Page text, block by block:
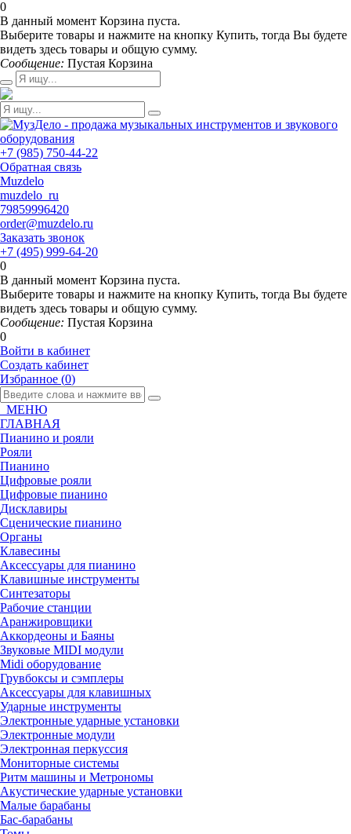
0
В данный момент Корзина пуста.
Выберите товары и нажмите на кнопку Купить, тогда Вы будете
видеть здесь товары и общую сумму.
Сообщение: Пустая Корзина
+7 (985) 750-44-22
Обратная связь
Muzdelo
muzdelo_ru
79859996420
order@muzdelo.ru
Заказать звонок
+7 (495) 999-64-20
0
В данный момент Корзина пуста.
Выберите товары и нажмите на кнопку Купить, тогда Вы будете
видеть здесь товары и общую сумму.
Сообщение: Пустая Корзина
0
Войти в кабинет
Создать кабинет
Избранное (0)
МЕНЮ
ГЛАВНАЯ
Пианино и рояли
Рояли
Пианино
Цифровые рояли
Цифровые пианино
Дисклавиры
Сценические пианино
Органы
Клавесины
Аксессуары для пианино
Клавишные инструменты
Синтезаторы
Рабочие станции
Аранжировщики
Аккордеоны и Баяны
Звуковые MIDI модули
Midi оборудование
Грувбоксы и сэмплеры
Аксессуары для клавишных
Ударные инструменты
Электронные ударные установки
Электронные модули
Электронная перкуссия
Мониторные системы
Ритм машины и Метрономы
Акустические ударные установки
Малые барабаны
Бас-барабаны